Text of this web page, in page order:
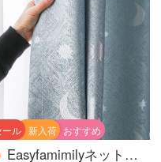
おすすめ
新入荷
ール
Easyfamimilyネットの赤いinsカーテンは北欧の簡単な客間の紗のカーテンを遮光します。2020年の星が月に落ちてカーテンを揺らします。寝室のピンクの少女星の月-青いオーダーメイドの穴を開けて加工します。